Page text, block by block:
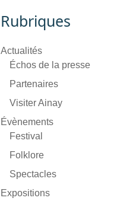
Rubriques
Actualités
Échos de la presse
Partenaires
Visiter Ainay
Évènements
Festival
Folklore
Spectacles
Expositions